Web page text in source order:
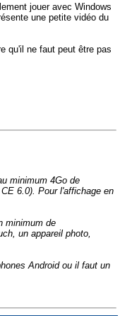
jouer avec Windows
une petite vidéo du
qu'il ne faut peut être pas
minimum 4Go de
6.0). Pour l'affichage en
minimum de
un appareil photo,
Android ou il faut un